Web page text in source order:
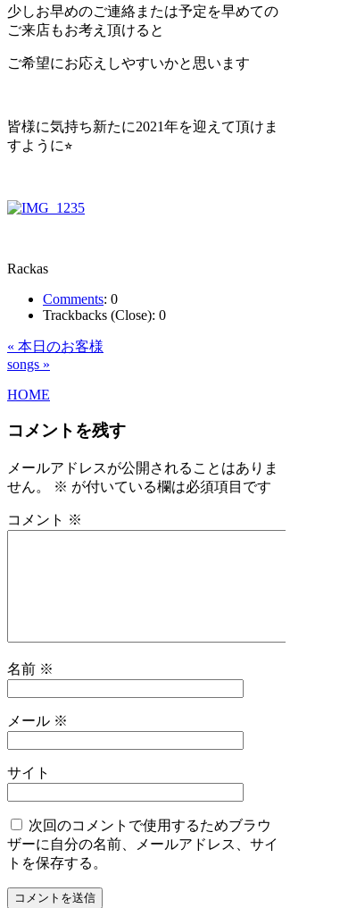
少しお早めのご連絡または予定を早めての
ご来店もお考え頂けると
ご希望にお応えしやすいかと思います
皆様に気持ち新たに2021年を迎えて頂けま
すように⭐︎
Rackas
Comments: 0
Trackbacks (Close): 0
« 本日のお客様
songs »
HOME
コメントを残す
メールアドレスが公開されることはありま
せん。
※ が付いている欄は必須項目です
コメント ※
名前 ※
メール ※
サイト
次回のコメントで使用するためブラウ
ザーに自分の名前、メールアドレス、サイ
トを保存する。